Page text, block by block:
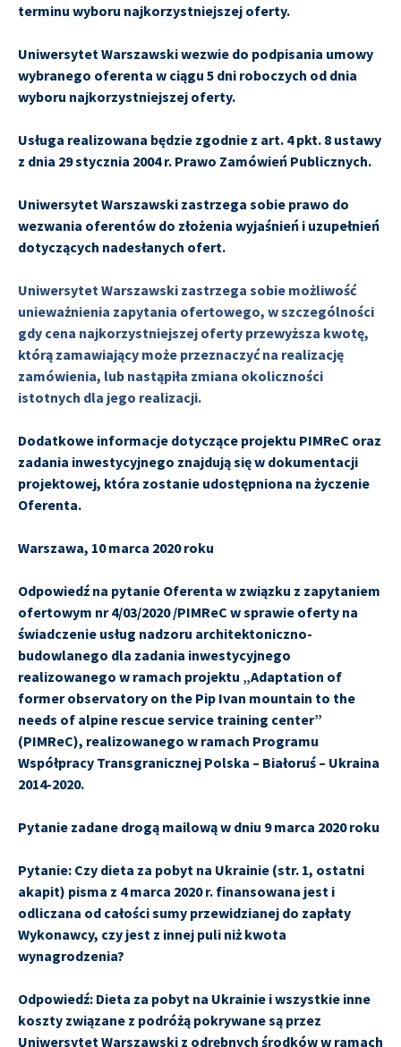
terminu wyboru najkorzystniejszej oferty.
Uniwersytet Warszawski wezwie do podpisania umowy
wybranego oferenta w ciągu 5 dni roboczych od dnia
wyboru najkorzystniejszej oferty.
Usługa realizowana będzie zgodnie z art. 4 pkt. 8 ustawy
z dnia 29 stycznia 2004 r. Prawo Zamówień Publicznych.
Uniwersytet Warszawski zastrzega sobie prawo do
wezwania oferentów do złożenia wyjaśnień i uzupełnień
dotyczących nadesłanych ofert.
Uniwersytet Warszawski zastrzega sobie możliwość
unieważnienia zapytania ofertowego, w szczególności
gdy cena najkorzystniejszej oferty przewyższa kwotę,
którą zamawiający może przeznaczyć na realizację
zamówienia, lub nastąpiła zmiana okoliczności
istotnych dla jego realizacji.
Dodatkowe informacje dotyczące projektu PIMReC oraz
zadania inwestycyjnego znajdują się w dokumentacji
projektowej, która zostanie udostępniona na życzenie
Oferenta.
Warszawa, 10 marca 2020 roku
Odpowiedź na pytanie Oferenta w związku z zapytaniem
ofertowym nr 4/03/2020 /PIMReC w sprawie oferty na
świadczenie usług nadzoru architektoniczno-
budowlanego dla zadania inwestycyjnego
realizowanego w ramach projektu „Adaptation of
former observatory on the Pip Ivan mountain to the
needs of alpine rescue service training center”
(PIMReC), realizowanego w ramach Programu
Współpracy Transgranicznej Polska – Białoruś – Ukraina
2014-2020.
Pytanie zadane drogą mailową w dniu 9 marca 2020 roku
Pytanie: Czy dieta za pobyt na Ukrainie (str. 1, ostatni
akapit) pisma z 4 marca 2020 r. finansowana jest i
odliczana od całości sumy przewidzianej do zapłaty
Wykonawcy, czy jest z innej puli niż kwota
wynagrodzenia?
Odpowiedź: Dieta za pobyt na Ukrainie i wszystkie inne
koszty związane z podróżą pokrywane są przez
Uniwersytet Warszawski z odrębnych środków w ramach